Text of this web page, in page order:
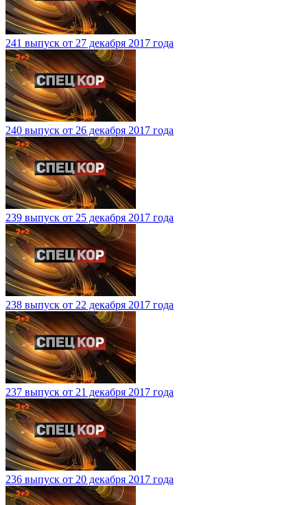
241 выпуск от 27 декабря 2017 года
240 выпуск от 26 декабря 2017 года
239 выпуск от 25 декабря 2017 года
238 выпуск от 22 декабря 2017 года
237 выпуск от 21 декабря 2017 года
236 выпуск от 20 декабря 2017 года